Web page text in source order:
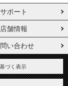
サポート
店舗情報
い合わせ
づく表示